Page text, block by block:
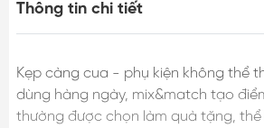
Thông tin chi tiết
Kẹp càng cua - phụ kiện không thể
dùng hàng ngày, mix&match tạo
thường được chọn làm quà tặng, thể